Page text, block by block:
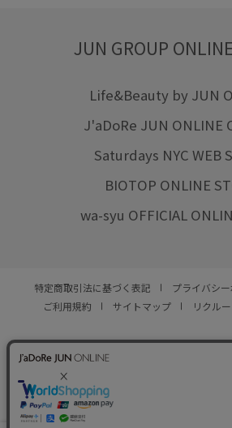
JUN GROUP
Life&Beauty by JUN
J'aDoRe JUN ONLINE
Saturdays NYC WEB
BIOTOP ONLINE
wa-syu OFFICIAL
特定商取引法に基づく表記 プライバシ
ご利用規約
サイトマップ リクル
© JUN CO.,LTD. ALL RIGHTS